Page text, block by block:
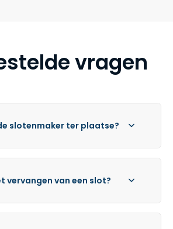
vragen
slotenmaker ter plaatse?
vervangen van een slot?